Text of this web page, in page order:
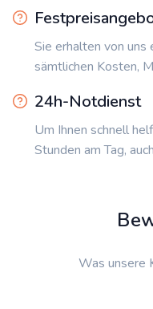
Sie erhalten von
sämtlichen Kosten,
24h-Notdienst
Um Ihnen schnell
Stunden am Tag,
Was unsere